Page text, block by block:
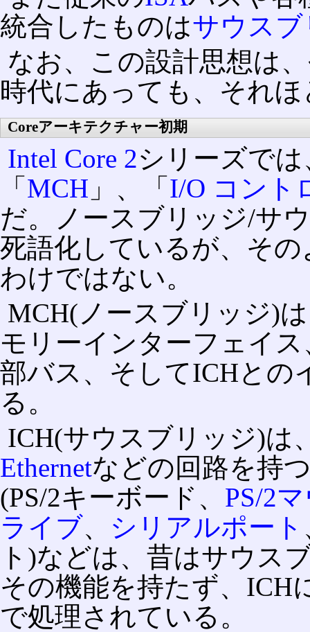
統合したものはサウス
なお、この設計思想は
時代にあっても、それ
Coreアーキテクチャー初期
Intel Core 2シリーズで
「 MCH 」、「 I/O コント
だ。ノースブリッジ/サ
死語化しているが、そ
わけではない。
MCH(ノースブリッジ)
モリーインターフェイス
部バス、そしてICHとの
る。
ICH(サウスブリッジ)は
Ethernetなどの回路を持
(PS/2キーボード、 PS/2
ライブ、 シリアルポート
ト)などは、昔はサウス
その機能を持たず、ICH
で処理されている。